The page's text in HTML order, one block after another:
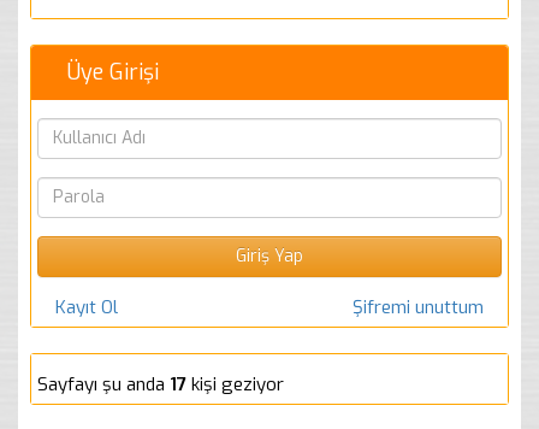
Üye Girişi
Kayıt Ol Şifremi unuttum
Sayfayı şu anda 17 kişi geziyor